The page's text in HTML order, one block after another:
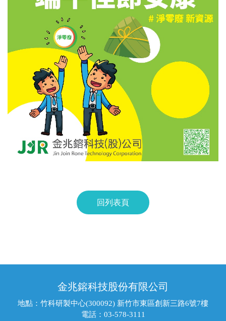
回列表頁
金兆鎔科技股份有限公司
地點：竹科研製中心(300092) 新竹市東區創新三路6號7樓
電話：03-578-3111